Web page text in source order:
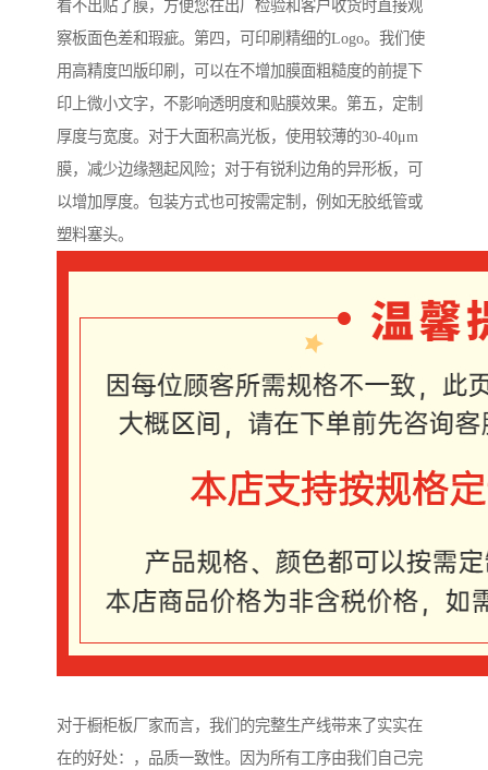
看不出贴了膜，方便您在出厂检验和客户收货时直接观
察板面色差和瑕疵。第四，可印刷精细的Logo。我们使
用高精度凹版印刷，可以在不增加膜面粗糙度的前提下
印上微小文字，不影响透明度和贴膜效果。第五，定制
厚度与宽度。对于大面积高光板，使用较薄的30-40μm
膜，减少边缘翘起风险；对于有锐利边角的异形板，可
以增加厚度。包装方式也可按需定制，例如无胶纸管或
塑料塞头。
对于橱柜板厂家而言，我们的完整生产线带来了实实在
在的好处：，品质一致性。因为所有工序由我们自己完